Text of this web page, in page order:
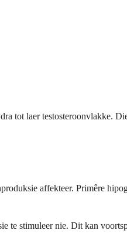
tot laer testosteroonvlakke.
affekteer. Primêre
te stimuleer nie. Dit kan